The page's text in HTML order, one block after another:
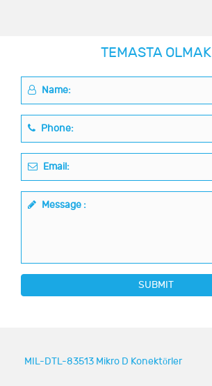
TEMASTA OLMAK
Name:
Phone:
Email:
Message :
SUBMIT
MIL-DTL-83513 Mikro D Konektörler